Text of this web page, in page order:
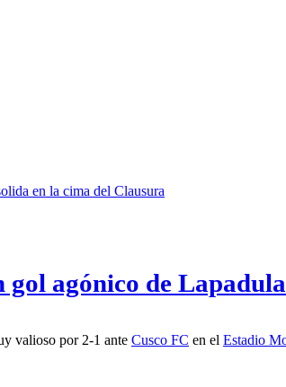
agónico de
valioso por 2-1 ante Cusco FC en el Estadio